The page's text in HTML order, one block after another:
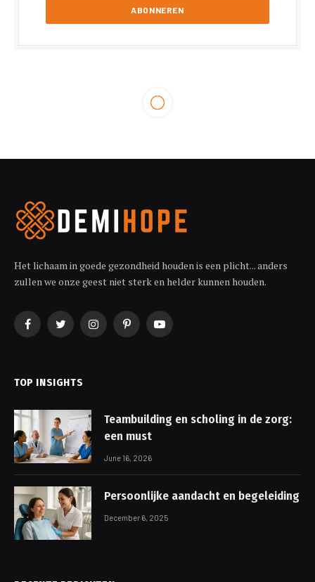
Het lichaam in goede gezondheid houden is een plicht... anders
zullen we onze geest niet sterk en helder kunnen houden.
FacebookTwitterInstagramPinterestYouTube
TOP INSIGHTS
Teambuilding en scholing in de zorg:
een must
June 16, 2026
Persoonlijke aandacht en begeleiding
December 6, 2025